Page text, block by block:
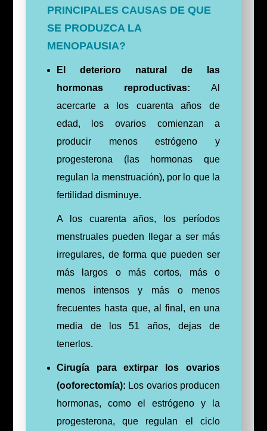
PRINCIPALES CAUSAS DE QUE
SE PRODUZCA LA
MENOPAUSIA?
El deterioro natural de las
hormonas reproductivas: Al
acercarte a los cuarenta años de
edad, los ovarios comienzan a
producir menos estrógeno y
progesterona (las hormonas que
regulan la menstruación), por lo que la
fertilidad disminuye.
A los cuarenta años, los períodos
menstruales pueden llegar a ser más
irregulares, de forma que pueden ser
más largos o más cortos, más o
menos intensos y más o menos
frecuentes hasta que, al final, en una
media de los 51 años, dejas de
tenerlos.
Cirugía para extirpar los ovarios
(ooforectomía): Los ovarios producen
hormonas, como el estrógeno y la
progesterona, que regulan el ciclo